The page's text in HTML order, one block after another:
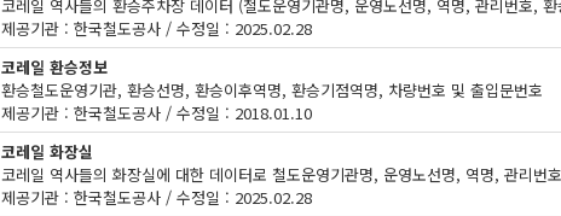
제공기관 : 한국철도공사 / 수정일 : 2025.02.28
코레일 환승정보
환승철도운영기관, 환승선명, 환승이후역명, 환승기점역명, 차량번호 및 출입문번호
제공기관 : 한국철도공사 / 수정일 : 2018.01.10
코레일 화장실
제공기관 : 한국철도공사 / 수정일 : 2025.02.28